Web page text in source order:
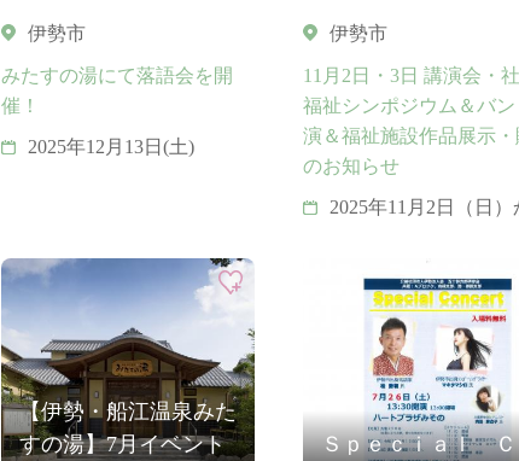
伊勢市
みたすの湯にて落語会を開
催！
2025年12月13日(土)
伊勢市
11月2日・3日 講演会・
福祉シンポジウム＆バン
演＆福祉施設作品展示・
のお知らせ
2025年11月2日（日）
【伊勢・船江温泉みた
すの湯】7月イベント
Ｓｐｅｃｉａｌ